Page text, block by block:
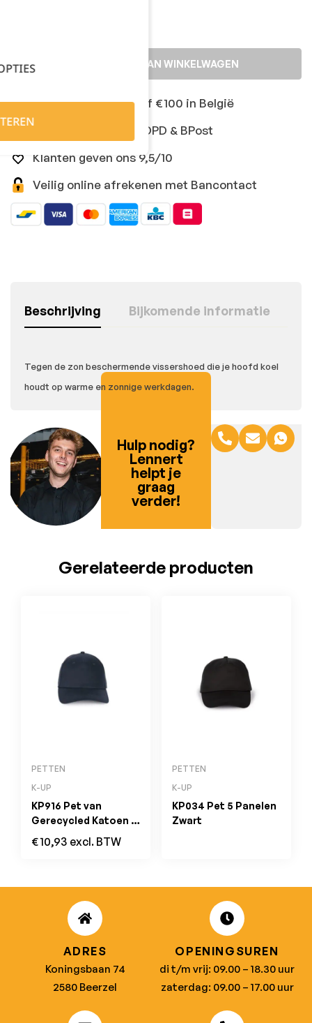
TOEVOEGEN AAN WINKELWAGEN
Gratis levering vanaf €100 in België
Snelle levering met DPD & BPost
Klanten geven ons 9,5/10
Veilig online afrekenen met Bancontact
Beschrijving Bijkomende informatie
Tegen de zon beschermende vissershoed die je hoofd koel
houdt op warme en zonnige werkdagen.
Hulp nodig?
Lennert
helpt je
graag
verder!
Gerelateerde producten
PETTEN
K-UP
KP916 Pet van
Gerecycled Katoen –
5 Panelen Navy
€10,93 excl. BTW
PETTEN
K-UP
KP034 Pet 5 Panelen
Zwart
ADRES
Koningsbaan 74
2580 Beerzel
OPENINGSUREN
di t/m vrij: 09.00 – 18.30 uur
zaterdag: 09.00 – 17.00 uur